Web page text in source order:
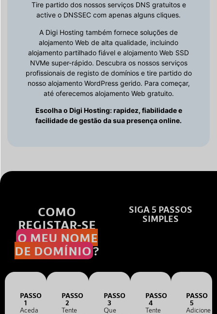
Tire partido dos nossos serviços DNS gratuitos e
active o DNSSEC com apenas alguns cliques.
A Digi Hosting também fornece soluções de
alojamento Web de alta qualidade, incluindo
alojamento partilhado fiável e alojamento Web SSD
NVMe super-rápido. Descubra os nossos serviços
profissionais de registo de domínios e tire partido do
nosso alojamento WordPress gerido. Para começar,
até oferecemos alojamento Web gratuito.
Escolha o Digi Hosting: rapidez, fiabilidade e
facilidade de gestão da sua presença online.
COMO
REGISTAR-SE
O MEU NOME
DE DOMÍNIO?
SIGA 5 PASSOS
SIMPLES
PASSO
1
Aceda
PASSO
2
Tente
PASSO
3
Que
PASSO
4
Tente
PASSO
5
Adicione